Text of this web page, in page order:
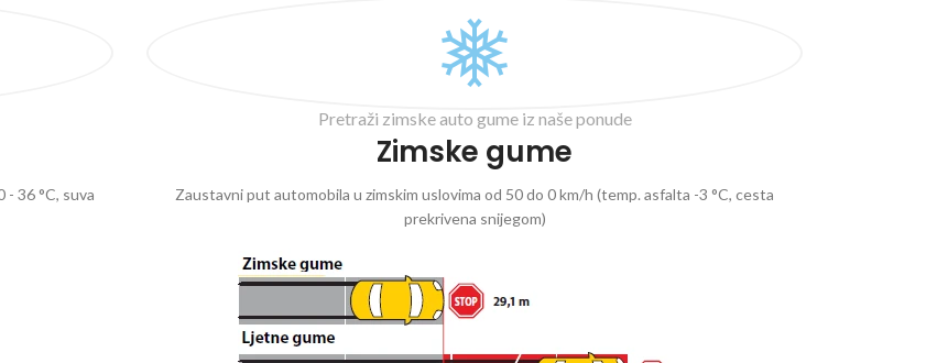
36 °C, suva
Pretraži zimske auto gume iz naše ponude
Zimske gume
Zaustavni put automobila u zimskim uslovima od 50 do 0 km/h (temp. asfalta -3 °C, cesta
prekrivena snijegom)